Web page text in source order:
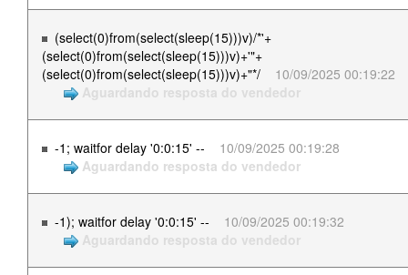
(select(0)from(select(sleep(15)))v)/*'+
(select(0)from(select(sleep(15)))v)+'"+
(select(0)from(select(sleep(15)))v)+"*/
10/09/2025 00:19:22
Aguardando resposta do vendedor
-1; waitfor delay '0:0:15' --
10/09/2025 00:19:28
Aguardando resposta do vendedor
-1); waitfor delay '0:0:15' --
10/09/2025 00:19:32
Aguardando resposta do vendedor